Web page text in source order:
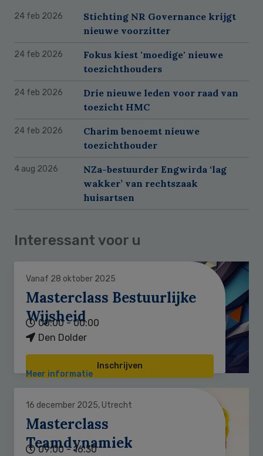
24 feb 2026
Stichting NR Governance krijgt
nieuwe voorzitter
24 feb 2026
Fokus kiest 'moedige' nieuwe
toezichthouders
24 feb 2026
Drie nieuwe leden voor raad van
toezicht HMC
24 feb 2026
Charim benoemt nieuwe
toezichthouder
4 aug 2026
NZa-bestuurder Engwirda ‘lag
wakker’ van rechtszaak
huisartsen
Interessant voor u
Vanaf 28 oktober 2025
Masterclass Bestuurlijke
Wijsheid
00:00 - 00:00
Den Dolder
Inschrijven
Meer informatie
16 december 2025, Utrecht
Masterclass
Teamdynamiek
09:00 - 16:30